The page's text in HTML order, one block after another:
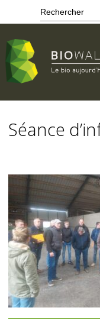
contenu
principal
Séance